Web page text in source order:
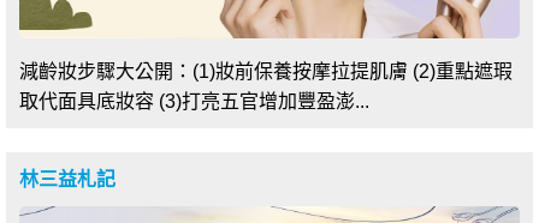
減齡妝步驟大公開：(1)妝前保養按摩拉提肌膚 (2)重點遮瑕
取代面具底妝容 (3)打亮五官增加豐盈澎...
林三益札記